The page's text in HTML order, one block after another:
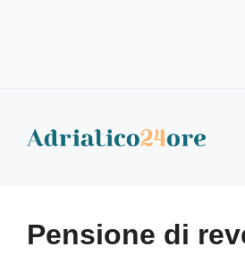
Pensione di